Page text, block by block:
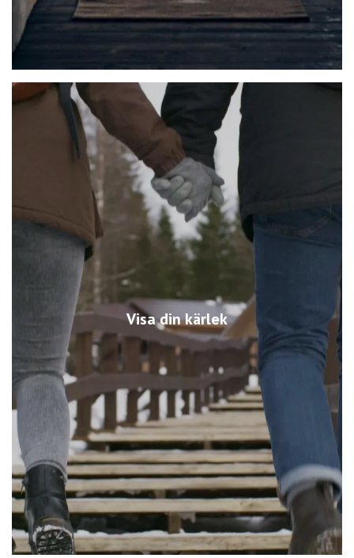
Visa din kärlek